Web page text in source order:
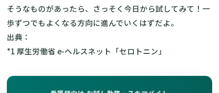
そうなものがあったら、さっそく今日から試してみて！一
歩ずつでもよくなる方向に進んでいくはずだよ。
出典：
*1 厚生労働省 e-ヘルスネット「セロトニン」